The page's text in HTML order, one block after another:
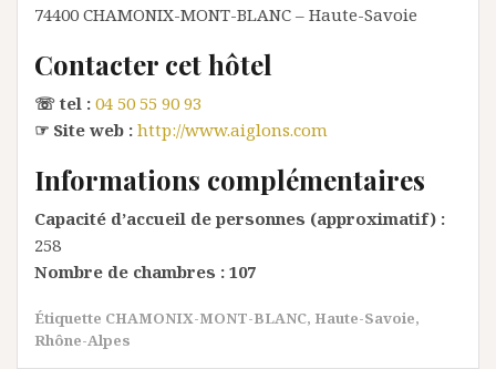
74400 CHAMONIX-MONT-BLANC – Haute-Savoie
Contacter cet hôtel
☏ tel : 04 50 55 90 93
☞ Site web : http://www.aiglons.com
Informations complémentaires
Capacité d’accueil de personnes (approximatif) :
258
Nombre de chambres : 107
Étiquette CHAMONIX-MONT-BLANC, Haute-Savoie,
Rhône-Alpes